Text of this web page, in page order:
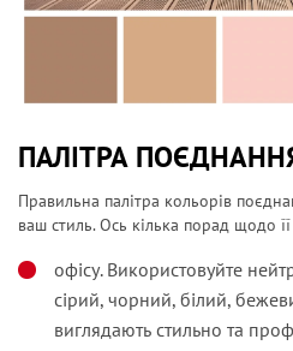
ПАЛІТРА
Правильна палітра кольорів
ваш стиль. Ось кілька порад щодо
офісу. Використовуйте
сірий, чорний, білий,
виглядають стильно та